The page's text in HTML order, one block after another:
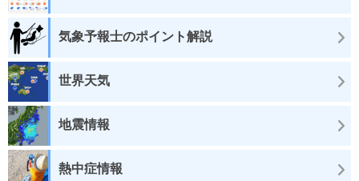
気象予報士のポイント解説
世界天気
地震情報
熱中症情報